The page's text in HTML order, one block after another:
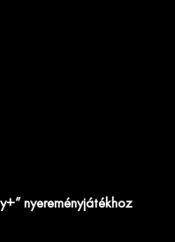
nyereményjátékhoz